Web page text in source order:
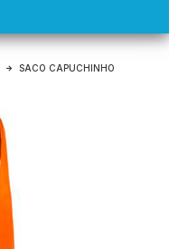
SACO CAPUCHINHO